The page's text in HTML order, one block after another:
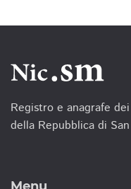
Registro e anagrafe
della Repubblica di